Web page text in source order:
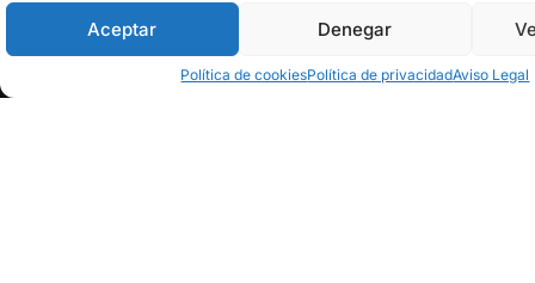
Aceptar Denegar
Política de cookiesPolítica de privacidadAviso Legal